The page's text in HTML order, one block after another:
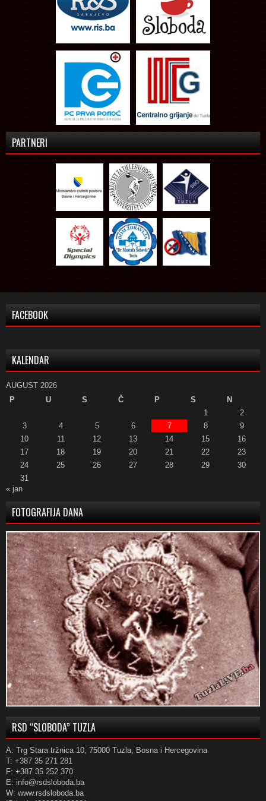
PARTNERI
FACEBOOK
KALENDAR
AUGUST 2026
P
U S Č P S
N
1
2
3
4 5 6 7 8
9
10
11 12 13 14 15
16
17
18 19 20 21 22
23
24
25 26 27 28 29
30
31
« jan
FOTOGRAFIJA DANA
RSD “SLOBODA” TUZLA
A: Trg Stara tržnica 10, 75000 Tuzla, Bosna i Hercegovina
T: +387 35 271 281
F: +387 35 252 370
E: info@rsdsloboda.ba
W: www.rsdsloboda.ba